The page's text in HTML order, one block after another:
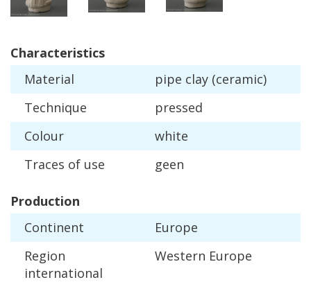
Characteristics
Material
pipe clay (ceramic)
Technique
pressed
Colour
white
Traces of use geen
Production
Continent
Europe
Region
international
Western Europe